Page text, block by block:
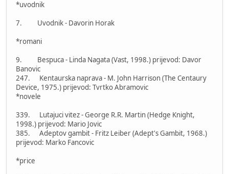
*uvodnik
7. Uvodnik - Davorin Horak
*romani
9. Bespuca - Linda Nagata (Vast, 1998.) prijevod: Davor
Banovic
247. Kentaurska naprava - M. John Harrison (The Centaury
Device, 1975.) prijevod: Tvrtko Abramovic
*novele
339. Lutajuci vitez - George R.R. Martin (Hedge Knight,
1998.) prijevod: Mario Jovic
385. Adeptov gambit - Fritz Leiber (Adept's Gambit, 1968.)
prijevod: Marko Fancovic
*price